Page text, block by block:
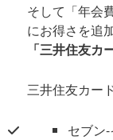
そして「年会
にお得さを追
「三井住友カ
三井住友カー
セブン